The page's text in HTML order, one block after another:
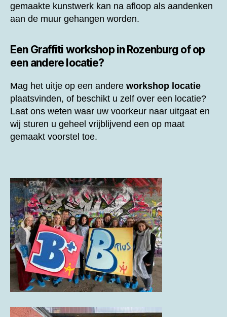
gemaakte kunstwerk kan na afloop als aandenken
aan de muur gehangen worden.
Een Graffiti workshop in Rozenburg of op
een andere locatie?
Mag het uitje op een andere workshop locatie
plaatsvinden, of beschikt u zelf over een locatie?
Laat ons weten waar uw voorkeur naar uitgaat en
wij sturen u geheel vrijblijvend een op maat
gemaakt voorstel toe.